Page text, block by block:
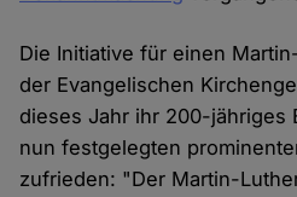
Die Initiative für einen
der Evangelischen
dieses Jahr ihr 200-jähriges
nun festgelegten
zufrieden: "Der Martin-